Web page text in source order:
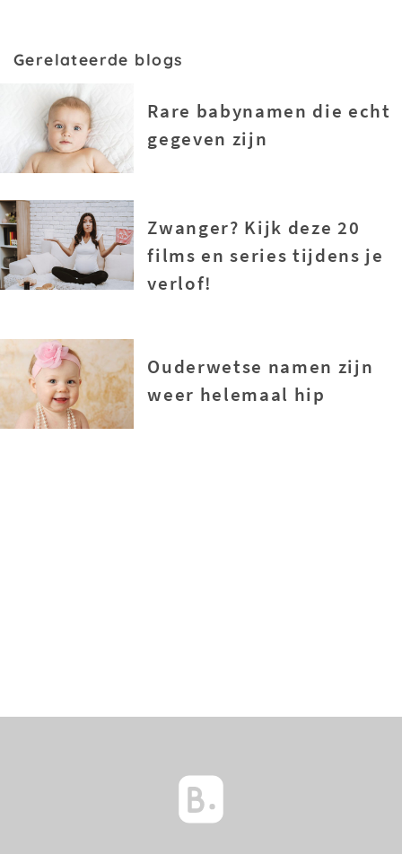
Gerelateerde blogs
Rare babynamen die echt
gegeven zijn
Zwanger? Kijk deze 20
films en series tijdens je
verlof!
Ouderwetse namen zijn
weer helemaal hip